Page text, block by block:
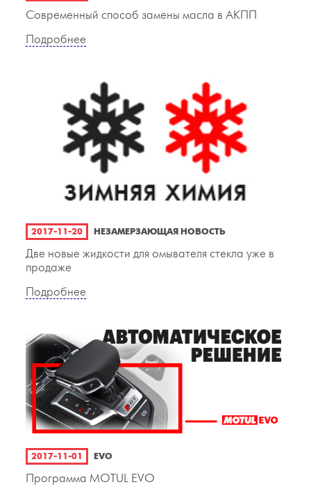
Современный способ замены масла в АКПП
Подробнее
2017-11-20 НЕЗАМЕРЗАЮЩАЯ НОВОСТЬ
Две новые жидкости для омывателя стекла уже в
продаже
Подробнее
2017-11-01 EVO
Программа MOTUL EVO